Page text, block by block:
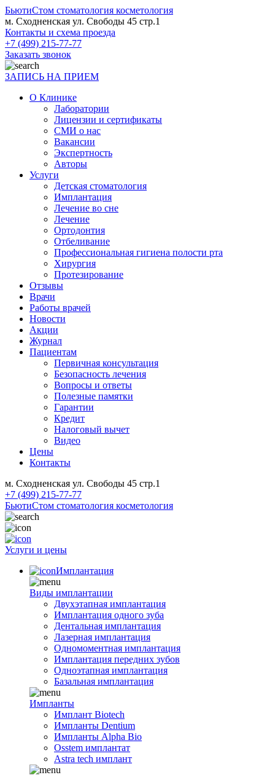
БьютиСтом стоматология косметология
м. Сходненская ул. Свободы 45 стр.1
Контакты и схема проезда
+7 (499) 215-77-77
Заказать звонок
ЗАПИСЬ НА ПРИЕМ
О Клинике
Лаборатории
Лицензии и сертификаты
СМИ о нас
Вакансии
Экспертность
Авторы
Услуги
Детская стоматология
Имплантация
Лечение во сне
Лечение
Ортодонтия
Отбеливание
Профессиональная гигиена полости рта
Хирургия
Протезирование
Отзывы
Врачи
Работы врачей
Новости
Акции
Журнал
Пациентам
Первичная консультация
Безопасность лечения
Вопросы и ответы
Полезные памятки
Гарантии
Кредит
Налоговый вычет
Видео
Цены
Контакты
м. Сходненская ул. Свободы 45 стр.1
+7 (499) 215-77-77
БьютиСтом стоматология косметология
Услуги и цены
Имплантация
Виды имплантации
Двухэтапная имплантация
Имплантация одного зуба
Дентальная имплантация
Лазерная имплантация
Одномоментная имплантация
Имплантация передних зубов
Одноэтапная имплантация
Базальная имплантация
Импланты
Имплант Biotech
Импланты Dentium
Импланты Alpha Bio
Osstem имплантат
Astra tech имплант